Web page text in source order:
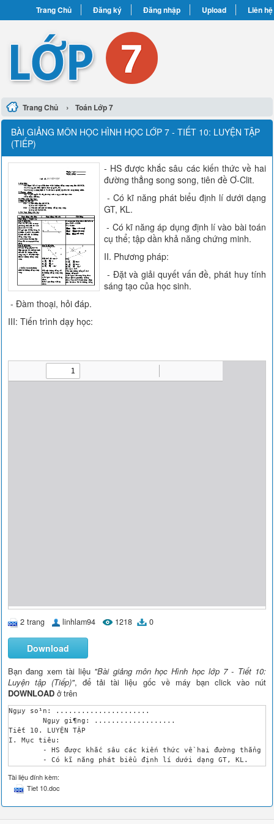
Trang Chủ Đăng ký Đăng nhập Upload Liên hệ
Trang Chủ › Toán Lớp 7
BÀI GIẢNG MÔN HỌC HÌNH HỌC LỚP 7 - TIẾT 10: LUYỆN TẬP
(TIẾP)
- HS được khắc sâu các kiến thức về hai
đường thẳng song song, tiên đề Ơ-Clit.
- Có kĩ năng phát biểu định lí dưới dạng
GT, KL.
- Có kĩ năng áp dụng định lí vào bài toán
cụ thể; tập dần khả năng chứng minh.
II. Phương pháp:
- Đặt và giải quyết vấn đề, phát huy tính
sáng tạo của học sinh.
- Đàm thoại, hỏi đáp.
III: Tiến trình dạy học:
2 trang linhlam94 1218 0
Download
Bạn đang xem tài liệu "Bài giảng môn học Hình học lớp 7 - Tiết 10:
Luyện tập (Tiếp)", để tải tài liệu gốc về máy bạn click vào nút
DOWNLOAD ở trên
Ngµy so¹n: ......................
Tiết 10. LUYỆN TẬP
I. Mục tiêu:
	- Có kĩ năng áp dụng định lí vào bài toán cụ thể; tập dần khả năng chứng minh.
II. Phương pháp:
	- Đặt và giải quyết vấn đề, phát huy tính sáng tạo của học sinh.
III: Tiến trình dạy học:
1. Kiểm tra bài cũ:
Tài liệu đính kèm:
Tiet 10.doc